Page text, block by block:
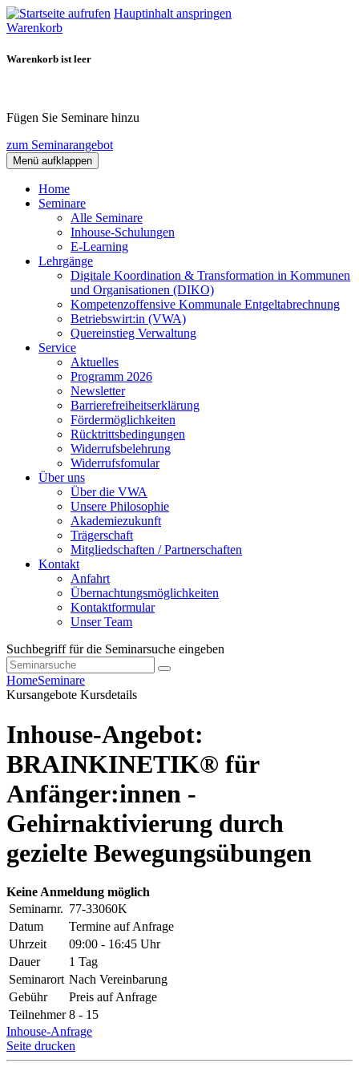
Hauptinhalt anspringen
Warenkorb
Warenkorb ist leer
Fügen Sie Seminare hinzu
zum Seminarangebot
Menü aufklappen
Home
Seminare
Alle Seminare
Inhouse-Schulungen
E-Learning
Lehrgänge
Digitale Koordination & Transformation in Kommunen
und Organisationen (DIKO)
Kompetenzoffensive Kommunale Entgeltabrechnung
Betriebswirt:in (VWA)
Quereinstieg Verwaltung
Service
Aktuelles
Programm 2026
Newsletter
Barrierefreiheitserklärung
Fördermöglichkeiten
Rücktrittsbedingungen
Widerrufsbelehrung
Widerrufsfomular
Über uns
Über die VWA
Unsere Philosophie
Akademiezukunft
Trägerschaft
Mitgliedschaften / Partnerschaften
Kontakt
Anfahrt
Übernachtungsmöglichkeiten
Kontaktformular
Unser Team
Suchbegriff für die Seminarsuche eingeben
HomeSeminare
Kursangebote Kursdetails
Inhouse-Angebot:
BRAINKINETIK® für
Anfänger:innen -
Gehirnaktivierung durch
gezielte Bewegungsübungen
Keine Anmeldung möglich
Seminarnr. 77-33060K
Datum
Termine auf Anfrage
Uhrzeit
09:00 - 16:45 Uhr
Dauer
1 Tag
Seminarort Nach Vereinbarung
Gebühr
Preis auf Anfrage
Teilnehmer 8 - 15
Inhouse-Anfrage
Seite drucken